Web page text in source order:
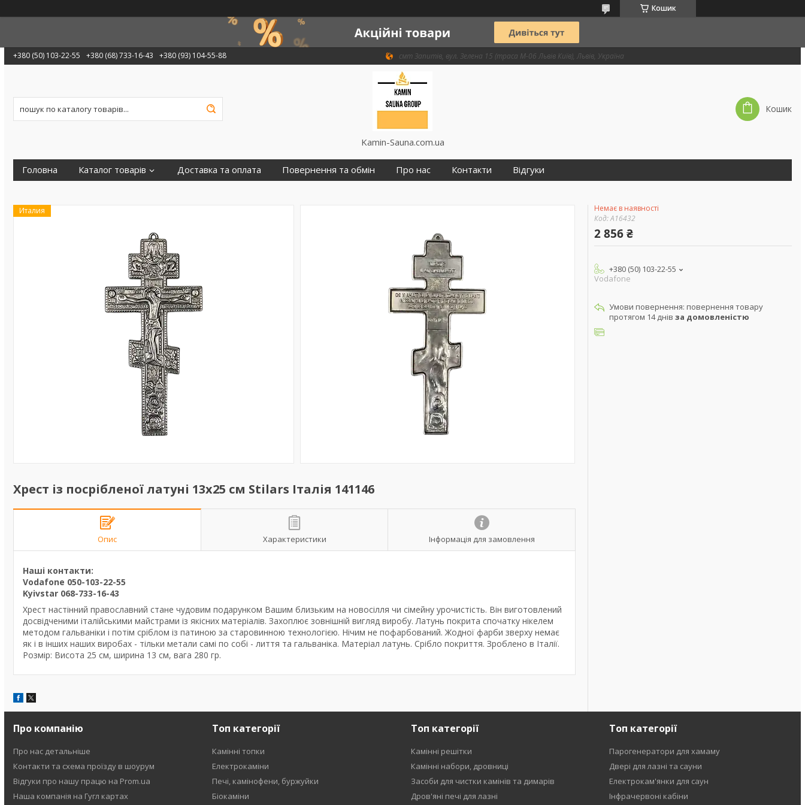
Кошик
+380 (50) 103-22-55 +380 (68) 733-16-43 +380 (93) 104-55-88 смт Запитів, вул. Зелена 15 (траса М-06 Львів Київ), Львів, Україна
Kamin-Sauna.com.ua
Кошик
Головна Каталог товарів Доставка та оплата Повернення та обмін Про нас Контакти Відгуки
Италия
Хрест із посрібленої латуні 13х25 см Stilars Італія 141146
Опис Характеристики Інформація для замовлення
Наші контакти:
Vodafone 050-103-22-55
Kyivstar 068-733-16-43
Хрест настінний православний стане чудовим подарунком Вашим близьким на новосілля чи сімейну урочистість. Він виготовлений
досвідченими італійськими майстрами із якісних матеріалів. Захоплює зовнішній вигляд виробу. Латунь покрита спочатку нікелем
методом гальваніки і потім сріблом із патиною за старовинною технологією. Нічим не пофарбований. Жодної фарби зверху немає
як і в інших наших виробах - тільки метали самі по собі - лиття та гальваніка. Матеріал латунь. Срібло покриття. Зроблено в Італії.
Розмір: Висота 25 см, ширина 13 см, вага 280 гр.
Немає в наявності
Код:А16432
2 856 ₴
+380 (50) 103-22-55
Vodafone
повернення товару
протягом 14 днів за домовленістю
Про компанію
Про нас детальніше
Контакти та схема проїзду в шоурум
Відгуки про нашу працю на Prom.ua
Наша компанія на Гугл картах
Топ категорії
Камінні топки
Електрокаміни
Печі, камінофени, буржуйки
Біокаміни
Топ категорії
Камінні решітки
Камінні набори, дровниці
Засоби для чистки камінів та димарів
Дров'яні печі для лазні
Топ категорії
Парогенератори для хамаму
Двері для лазні та сауни
Електрокам'янки для саун
Інфрачервоні кабіни